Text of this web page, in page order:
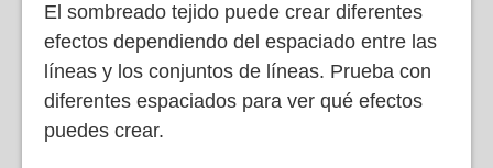
El sombreado tejido puede crear diferentes
efectos dependiendo del espaciado entre las
líneas y los conjuntos de líneas. Prueba con
diferentes espaciados para ver qué efectos
puedes crear.